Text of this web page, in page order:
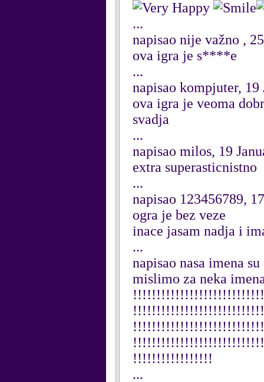
...
napisao nije važno ,
ova igra je s****e
...
napisao kompjuter, 19
ova igra je veoma
svadja
...
napisao milos, 19
extra superasticnistno
...
napisao 123456789,
ogra je bez veze
inace jasam nadja i
...
napisao nasa imena
mislimo za neka
!!!!!!!!!!!!!!!!!
...